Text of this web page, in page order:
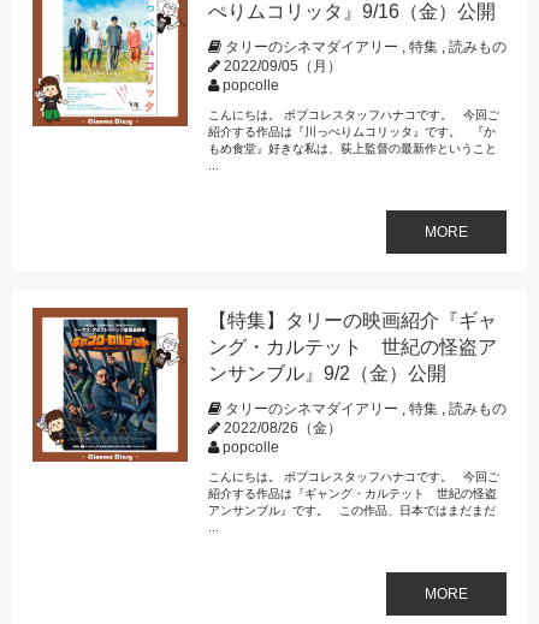
ぺりムコリッタ』9/16（金）公開
タリーのシネマダイアリー , 特集, 読みもの
2022/09/05（月）
popcolle
こんにちは。 ポプコレスタッフハナコです。 今回ご
紹介する作品は『川っぺりムコリッタ』です。 『か
もめ食堂』好きな私は、荻上監督の最新作ということ
MORE
【特集】タリーの映画紹介『ギャ
ング・カルテット 世紀の怪盗ア
ンサンブル』9/2（金）公開
タリーのシネマダイアリー , 特集, 読みもの
2022/08/26（金）
popcolle
こんにちは。 ポプコレスタッフハナコです。 今回ご
紹介する作品は『ギャング・カルテット 世紀の怪盗
アンサンブル』です。 この作品、日本ではまだまだ
MORE